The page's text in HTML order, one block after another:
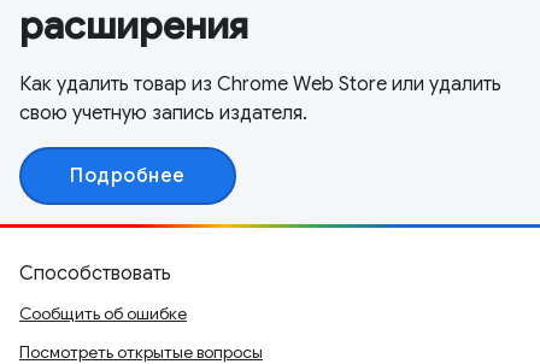
расширения
Как удалить товар из Chrome Web Store или удалить
свою учетную запись издателя.
Подробнее
Способствовать
Сообщить об ошибке
Посмотреть открытые вопросы